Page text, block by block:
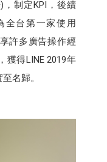
，制定KPI，後續
全台第一家使用
許多廣告操作經
獲得LINE 2019年
名歸。